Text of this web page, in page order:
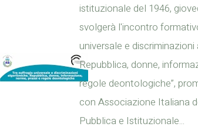
istituzionale del 1946,
svolgerà l'incontro
universale e
Repubblica, donne,
regole deontologiche”,
con Associazione Italiana
Pubblica e Istituzionale...